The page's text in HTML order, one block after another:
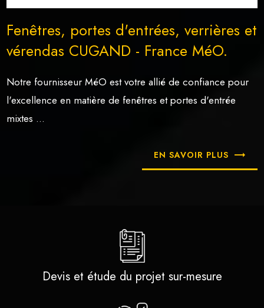
Fenêtres, portes d'entrées, verrières et
vérendas CUGAND - France MéO.
Notre fournisseur MéO est votre allié de confiance pour
l'excellence en matière de fenêtres et portes d'entrée
mixtes ...
EN SAVOIR PLUS
Devis et étude du projet sur-mesure